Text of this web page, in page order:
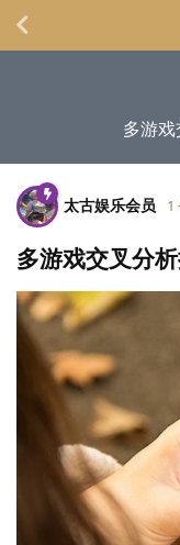
多游
太古娱乐会员 1
多游戏交叉分